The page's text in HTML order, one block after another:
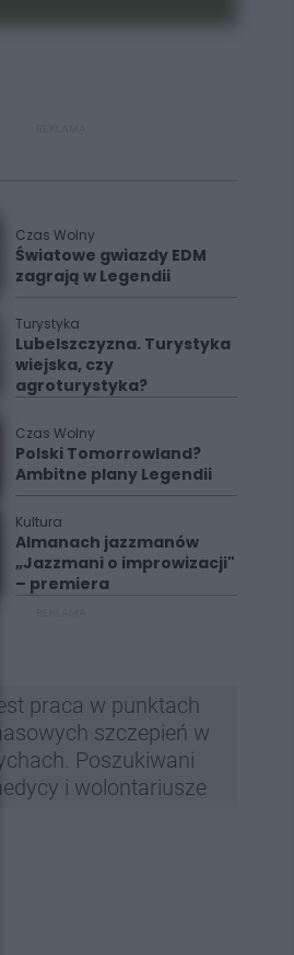
Czas Wolny
Światowe gwiazdy EDM
zagrają w Legendii
Turystyka
Lubelszczyzna. Turystyka
wiejska, czy
agroturystyka?
Czas Wolny
Polski Tomorrowland?
Ambitne plany Legendii
Kultura
Almanach jazzmanów
„Jazzmani o improwizacji"
– premiera
praca w punktach
szczepień w
Poszukiwani
i wolontariusze